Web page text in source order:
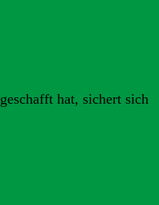
geschafft hat, sichert sich